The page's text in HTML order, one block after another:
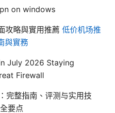
on windows
攻略與實用推薦 低价机场推
與實務
July 2026 Staying
Firewall
完整指南、评测与实用技
要点